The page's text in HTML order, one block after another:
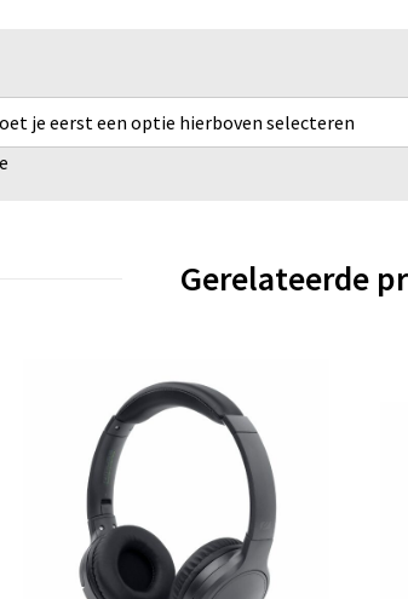
je eerst een optie hierboven selecteren
Gerelateerde